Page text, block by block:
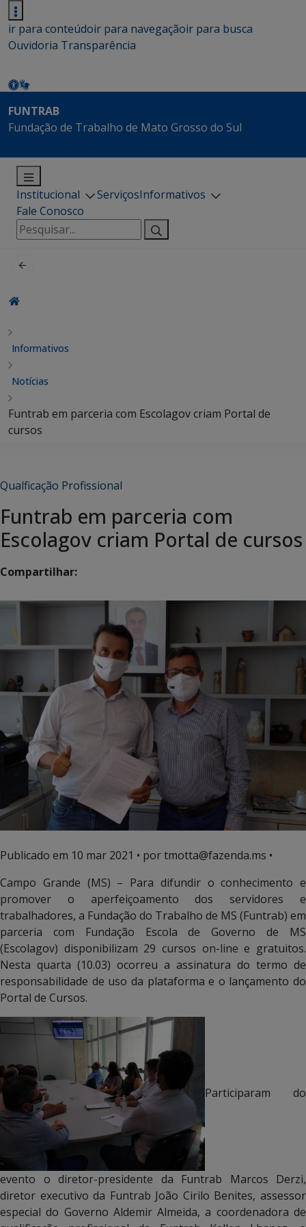
ir para conteúdoir para navegaçãoir para busca
Ouvidoria Transparência
FUNTRAB
Fundação de Trabalho de Mato Grosso do Sul
Institucional ServiçosInformativos
Fale Conosco
Pesquisar
por:
Informativos
Notícias
Funtrab em parceria com Escolagov criam Portal de
cursos
Qualficação Profissional
Funtrab em parceria com
Escolagov criam Portal de cursos
Compartilhar:
Publicado em 10 mar 2021 • por tmotta@fazenda.ms •
Campo Grande (MS) – Para difundir o conhecimento e
promover o aperfeiçoamento dos servidores e
trabalhadores, a Fundação do Trabalho de MS (Funtrab) em
parceria com Fundação Escola de Governo de MS
(Escolagov) disponibilizam 29 cursos on-line e gratuitos.
Nesta quarta (10.03) ocorreu a assinatura do termo de
responsabilidade de uso da plataforma e o lançamento do
Portal de Cursos.
Participaram do
evento o diretor-presidente da Funtrab Marcos Derzi,
diretor executivo da Funtrab João Cirilo Benites, assessor
especial do Governo Aldemir Almeida, a coordenadora de